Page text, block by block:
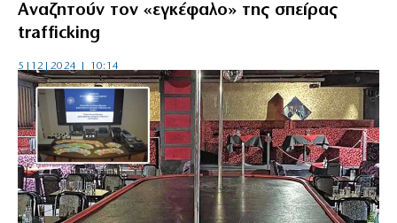
Αναζητούν τον «εγκέφαλο» της σπείρας
trafficking
5|12|2024 | 10:14